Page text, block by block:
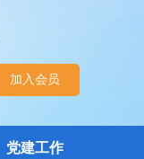
加入会员
党建工作